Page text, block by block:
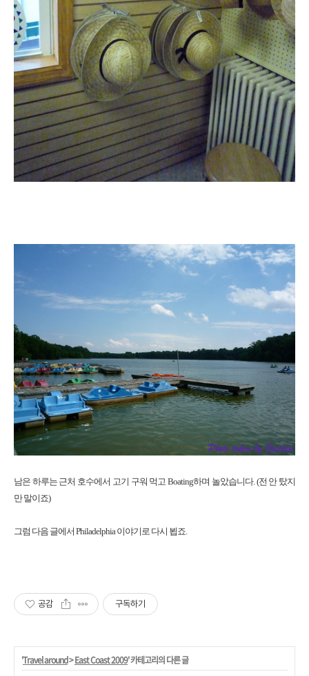
남은 하루는 근처 호수에서 고기 구워 먹고 Boating하며 놀았습니다. (전 안 탔지
만 말이죠)
그럼 다음 글에서 Philadelphia 이야기로 다시 뵙죠.
공감 구독하기
'Travel around>East Coast 2009' 카테고리의 다른 글